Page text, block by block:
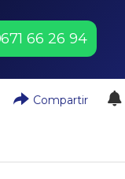
671 66 26 94
Compartir